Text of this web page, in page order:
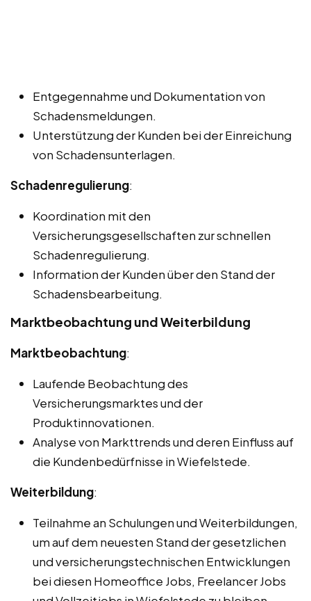
Entgegennahme und Dokumentation von
Schadensmeldungen.
Unterstützung der Kunden bei der Einreichung
von Schadensunterlagen.
Schadenregulierung:
Koordination mit den
Versicherungsgesellschaften zur schnellen
Schadenregulierung.
Information der Kunden über den Stand der
Schadensbearbeitung.
Marktbeobachtung und Weiterbildung
Marktbeobachtung:
Laufende Beobachtung des
Versicherungsmarktes und der
Produktinnovationen.
Analyse von Markttrends und deren Einfluss auf
die Kundenbedürfnisse in Wiefelstede.
Weiterbildung:
Teilnahme an Schulungen und Weiterbildungen,
um auf dem neuesten Stand der gesetzlichen
und versicherungstechnischen Entwicklungen
bei diesen Homeoffice Jobs, Freelancer Jobs